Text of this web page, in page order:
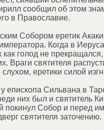
сообщил об этом
в Православие.
Собором еретик
Когда в
голод не
Враги святителя
еретики силой
епископа Сильвана в
них был и святитель
покинул Собор и перед
святителя заточению.